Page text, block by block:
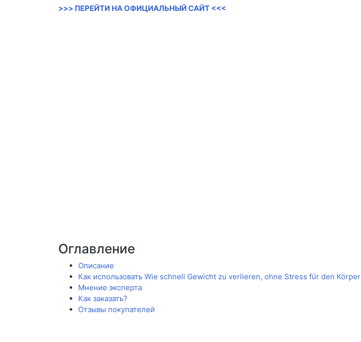
>>> ПЕРЕЙТИ НА ОФИЦИАЛЬНЫЙ САЙТ <<<
Оглавление
Описание
Как использовать Wie schnell Gewicht zu verlieren, ohne Stress für den Körper
Мнение эксперта
Как заказать?
Отзывы покупателей